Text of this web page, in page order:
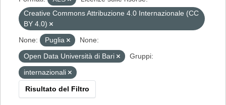
Creative Commons Attribuzione 4.0 Internazionale (CC
BY 4.0)
None:
Puglia
None:
Open Data Università di Bari
Gruppi:
internazionali
Risultato del Filtro